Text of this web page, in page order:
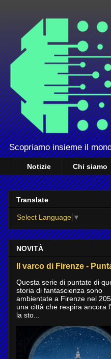
Scopriamo insieme il
Notizie Chi siamo
Translate
Select Language ▼
NOVITÀ
Il varco di Firenze -
Questa serie di puntate di
storia di fantascienza sono
ambientate a Firenze nel
una città che respira ancora
la sto...